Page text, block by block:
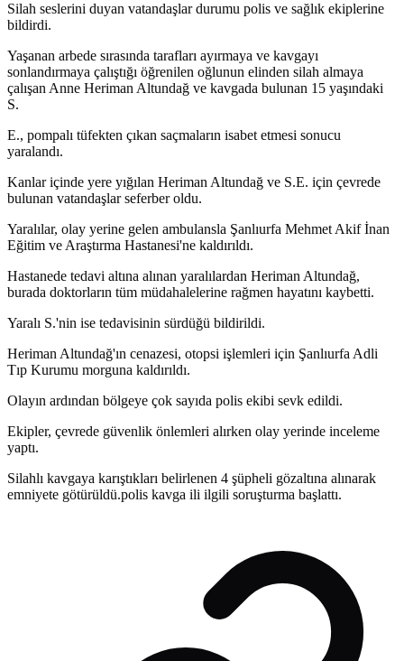
Silah seslerini duyan vatandaşlar durumu polis ve sağlık ekiplerine
bildirdi.
Yaşanan arbede sırasında tarafları ayırmaya ve kavgayı
sonlandırmaya çalıştığı öğrenilen oğlunun elinden silah almaya
çalışan Anne Heriman Altundağ ve kavgada bulunan 15 yaşındaki
S.
E., pompalı tüfekten çıkan saçmaların isabet etmesi sonucu
yaralandı.
Kanlar içinde yere yığılan Heriman Altundağ ve S.E. için çevrede
bulunan vatandaşlar seferber oldu.
Yaralılar, olay yerine gelen ambulansla Şanlıurfa Mehmet Akif İnan
Eğitim ve Araştırma Hastanesi'ne kaldırıldı.
Hastanede tedavi altına alınan yaralılardan Heriman Altundağ,
burada doktorların tüm müdahalelerine rağmen hayatını kaybetti.
Yaralı S.'nin ise tedavisinin sürdüğü bildirildi.
Heriman Altundağ'ın cenazesi, otopsi işlemleri için Şanlıurfa Adli
Tıp Kurumu morguna kaldırıldı.
Olayın ardından bölgeye çok sayıda polis ekibi sevk edildi.
Ekipler, çevrede güvenlik önlemleri alırken olay yerinde inceleme
yaptı.
Silahlı kavgaya karıştıkları belirlenen 4 şüpheli gözaltına alınarak
emniyete götürüldü.polis kavga ili ilgili soruşturma başlattı.